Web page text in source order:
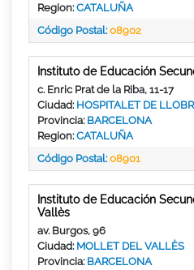
Region:CATALUÑA
Código Postal:08902
Instituto de Educación
c. Enric Prat de la Riba, 11-17
Ciudad: HOSPITALET DE
Provincia: BARCELONA
Region:CATALUÑA
Código Postal:08901
Instituto de Educación
Vallès
av. Burgos, 96
Ciudad: MOLLET DEL VALLÈS
Provincia: BARCELONA